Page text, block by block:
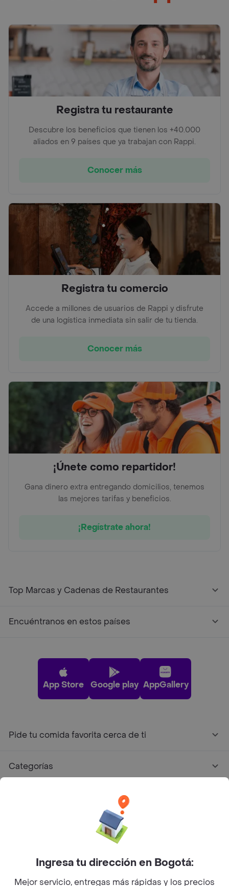
Registra tu restaurante
Descubre los beneficios que tienen los +40.000
aliados en 9 países que ya trabajan con Rappi.
Conocer más
Registra tu comercio
Accede a millones de usuarios de Rappi y disfrute
de una logística inmediata sin salir de tu tienda.
Conocer más
¡Únete como repartidor!
Gana dinero extra entregando domicilios, tenemos
las mejores tarifas y beneficios.
¡Regístrate ahora!
Top Marcas y Cadenas de Restaurantes
Encuéntranos en estos países
App Store Google play AppGallery
Pide tu comida favorita cerca de ti
Categorías
Facebook
Twitter
Instagram
©2026Rappi Inc. All rights reserved.
Ingresa tu dirección en Bogotá:
Mejor servicio, entregas más rápidas y los precios